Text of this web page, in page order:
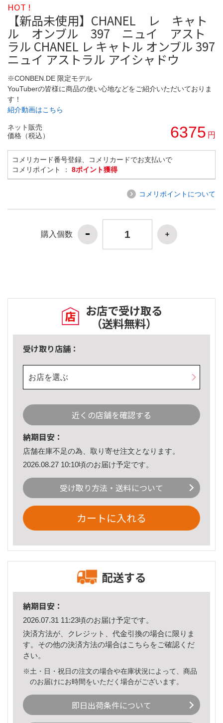
HOT !
【新品未使用】CHANEL レ キャト
ル オンブル 397 ニュイ アスト
ラル CHANEL レ キャトル オンブル 397
ニュイ アストラル アイシャドウ
※CONBEN.DE 限定モデル
YouTuberの皆様に商品の使い心地などをご紹介いただいておりま
す！
紹介動画はこちら
ネット販売
価格（税込）
6375 円
コメリカード番号登録、コメリカードでお支払いで
コメリポイント ： 8ポイント獲得
コメリポイントについて
購入個数
お店で受け取る
（送料無料）
受け取り店舗：
お店を選ぶ
近くの店舗を確認する
納期目安：
店舗在庫不足の為、取り寄せ注文となります。
2026.08.27 10:10頃のお届け予定です。
受け取り方法・送料について
カートに入れる
配送する
納期目安：
2026.07.31 11:23頃のお届け予定です。
決済方法が、クレジット、代金引換の場合に限りま
す。その他の決済方法の場合はこちら をご確認くだ
さい。
※土・日・祝日の注文の場合や在庫状況によって、商品
のお届けにお時間をいただく場合がございます。
即日出荷条件について